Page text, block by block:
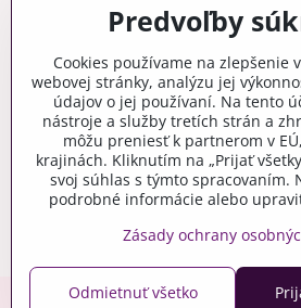
Gravírovanie
Videonávody
Blog
Kreatívna poradňa
Predvoľby
Cookies používame na zlepšenie
webovej stránky, analýzu jej
údajov o jej používaní. Na tento
nástroje a služby tretích strán a
môžu preniesť k partnerom v
krajinách. Kliknutím na „Prijať
svoj súhlas s týmto spracovaním.
podrobné informácie alebo
Zásady ochrany
Odmietnuť všetko